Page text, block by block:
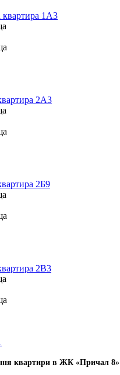
квартира 1А3
2А3
2Б9
2В3
квартири в ЖК «Причал 8»